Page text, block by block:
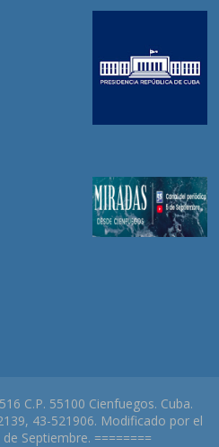
C.P. 55100 Cienfuegos. Cuba.
43-521906. Modificado por el
Septiembre. ========